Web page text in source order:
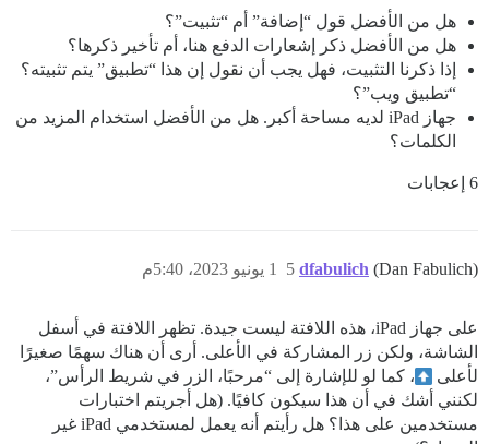
هل من الأفضل قول “إضافة” أم “تثبيت”؟
هل من الأفضل ذكر إشعارات الدفع هنا، أم تأخير ذكرها؟
إذا ذكرنا التثبيت، فهل يجب أن نقول إن هذا “تطبيق” يتم تثبيته؟
“تطبيق ويب”؟
جهاز iPad لديه مساحة أكبر. هل من الأفضل استخدام المزيد من
الكلمات؟
6 إعجابات
dfabulich (Dan Fabulich) 1 يونيو 2023، 5:40م 5
على جهاز iPad، هذه اللافتة ليست جيدة. تظهر اللافتة في أسفل
الشاشة، ولكن زر المشاركة في الأعلى. أرى أن هناك سهمًا صغيرًا
لأعلى
، كما لو للإشارة إلى “مرحبًا، الزر في شريط الرأس”،
لكنني أشك في أن هذا سيكون كافيًا. (هل أجريتم اختبارات
مستخدمين على هذا؟ هل رأيتم أنه يعمل لمستخدمي iPad غير